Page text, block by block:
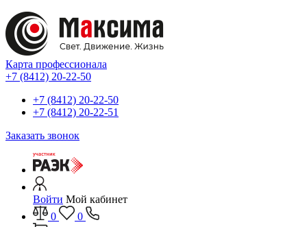
Карта профессионала
+7 (8412) 20-22-50
+7 (8412) 20-22-50
+7 (8412) 20-22-51
Заказать звонок
Войти Мой кабинет
0
0